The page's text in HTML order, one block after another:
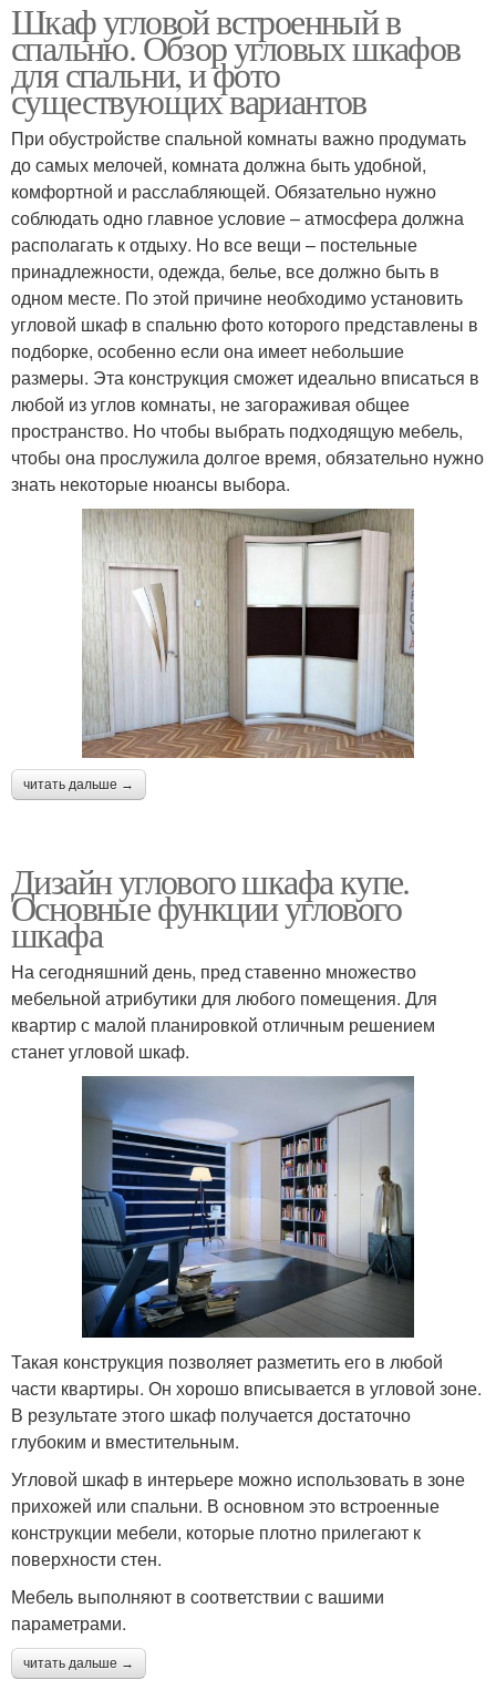
Шкаф угловой встроенный в
спальню. Обзор угловых шкафов
для спальни, и фото
существующих вариантов
При обустройстве спальной комнаты важно продумать
до самых мелочей, комната должна быть удобной,
комфортной и расслабляющей. Обязательно нужно
соблюдать одно главное условие – атмосфера должна
располагать к отдыху. Но все вещи – постельные
принадлежности, одежда, белье, все должно быть в
одном месте. По этой причине необходимо установить
угловой шкаф в спальню фото которого представлены в
подборке, особенно если она имеет небольшие
размеры. Эта конструкция сможет идеально вписаться в
любой из углов комнаты, не загораживая общее
пространство. Но чтобы выбрать подходящую мебель,
чтобы она прослужила долгое время, обязательно нужно
знать некоторые нюансы выбора.
читать дальше →
Дизайн углового шкафа купе.
Основные функции углового
шкафа
На сегодняшний день, пред ставенно множество
мебельной атрибутики для любого помещения. Для
квартир с малой планировкой отличным решением
станет угловой шкаф.
Такая конструкция позволяет разметить его в любой
части квартиры. Он хорошо вписывается в угловой зоне.
В результате этого шкаф получается достаточно
глубоким и вместительным.
Угловой шкаф в интерьере можно использовать в зоне
прихожей или спальни. В основном это встроенные
конструкции мебели, которые плотно прилегают к
поверхности стен.
Мебель выполняют в соответствии с вашими
параметрами.
читать дальше →